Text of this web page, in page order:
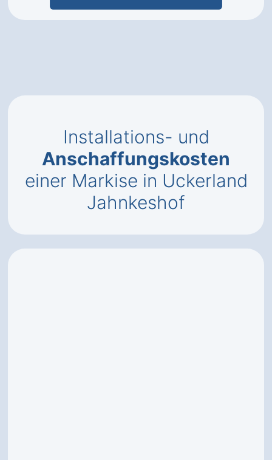
Installations- und
Anschaffungskosten
einer Markise in Uckerland
Jahnkeshof